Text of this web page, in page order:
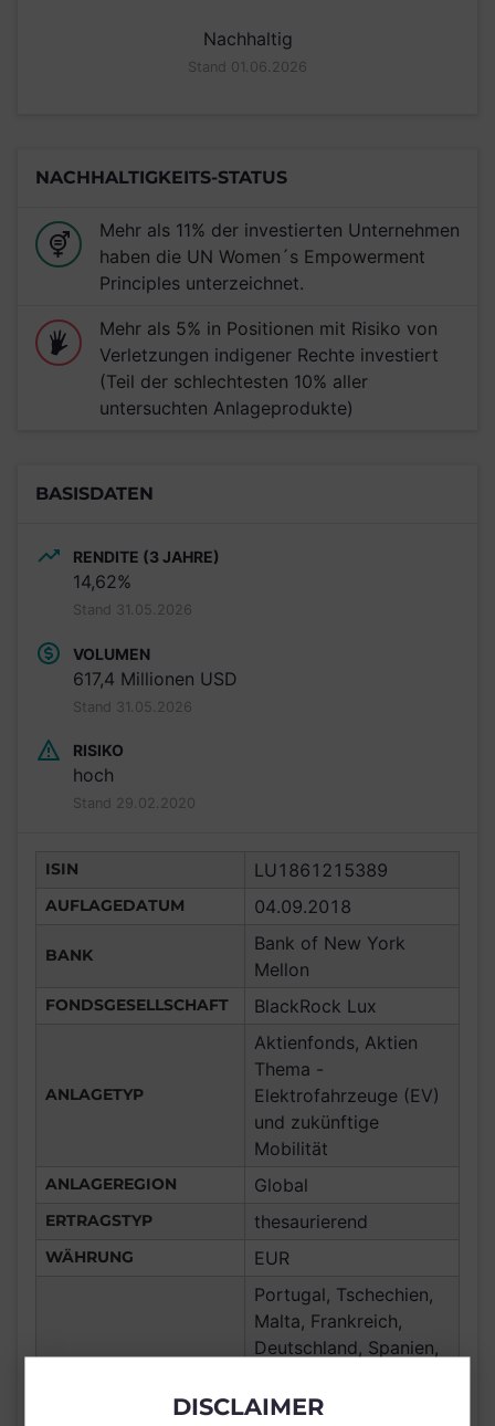
Nachhaltig
Stand 01.06.2026
NACHHALTIGKEITS-STATUS
Mehr als 11% der investierten Unternehmen
haben die UN Women´s Empowerment
Principles unterzeichnet.
Mehr als 5% in Positionen mit Risiko von
Verletzungen indigener Rechte investiert
(Teil der schlechtesten 10% aller
untersuchten Anlageprodukte)
BASISDATEN
RENDITE (3 JAHRE)
14,62%
Stand 31.05.2026
VOLUMEN
617,4 Millionen USD
Stand 31.05.2026
RISIKO
hoch
Stand 29.02.2020
ISIN LU1861215389
AUFLAGEDATUM 04.09.2018
BANK
Bank of New York
Mellon
FONDSGESELLSCHAFT BlackRock Lux
ANLAGETYP
Aktienfonds, Aktien
Thema -
Elektrofahrzeuge (EV)
und zukünftige
Mobilität
ANLAGEREGION Global
ERTRAGSTYP thesaurierend
WÄHRUNG
EUR
Portugal, Tschechien,
Malta, Frankreich,
Deutschland, Spanien,
Vereinigtes Königreich
DISCLAIMER